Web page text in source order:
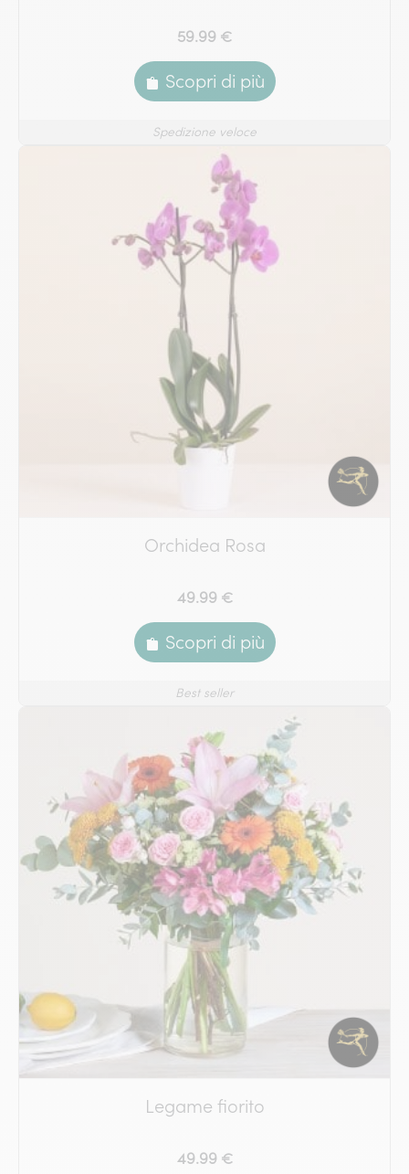
59.99 €
Scopri di più
Spedizione veloce
Orchidea Rosa
49.99 €
Scopri di più
Best seller
Legame fiorito
49.99 €